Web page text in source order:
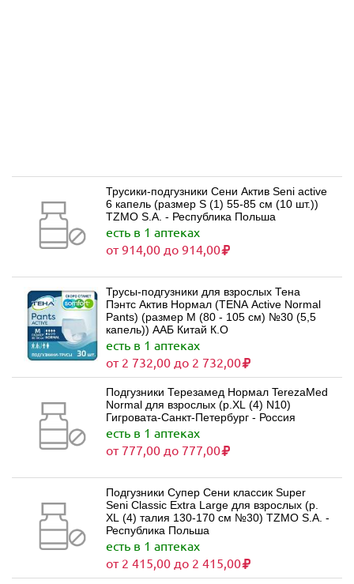
Трусики-подгузники Сени Актив Seni active
6 капель (размер S (1) 55-85 см (10 шт.))
TZMO S.A. - Республика Польша
есть в 1 аптеках
от 914,00 до 914,00
Трусы-подгузники для взрослых Тена
Пэнтс Актив Нормал (TENA Active Normal
Pants) (размер M (80 - 105 см) №30 (5,5
капель)) ААБ Китай К.О
есть в 1 аптеках
от 2 732,00 до 2 732,00
Подгузники Терезамед Нормал TerezaMed
Normal для взрослых (р.XL (4) N10)
Гигровата-Санкт-Петербург - Россия
есть в 1 аптеках
от 777,00 до 777,00
Подгузники Супер Сени классик Super
Seni Classic Extra Large для взрослых (р.
XL (4) талия 130-170 см №30) TZMO S.A. -
Республика Польша
есть в 1 аптеках
от 2 415,00 до 2 415,00